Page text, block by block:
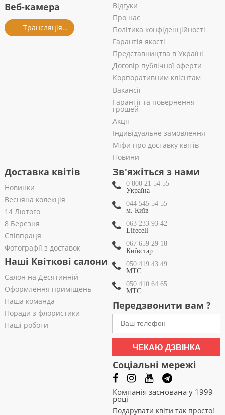
Веб-камера
Трансляція із салону
Відгуки
Про нас
Політика конфіденційності
Гарантія якості
Представництва в Україні
Договір публічної оферти
Корпоративним клієнтам
Вакансії
Гарантії та повернення
грошей
Акції
Індивідуальне замовлення
Міфи про доставку квітів
Новини
Доставка квітів
Новинки
Весняна колекція
14 Лютого
8 Березня
Співпраця
Фотографії з доставок
Наші Квіткові салони
Салон на Десятинній
Оформлення приміщень
Наша команда
Поради з флористики
Наші роботи
Зв'яжіться з нами
0 800 21 54 55
Україна
044 545 54 55
м. Київ
063 233 93 42
Lifecell
067 659 29 18
Київстар
050 419 43 49
МТС
050 410 64 65
МТС
Передзвонити вам ?
ЧЕКАЮ ДЗВІНКА
Соціальні мережі
Компанія заснована у 1999
році
Подарувати квіти так просто!